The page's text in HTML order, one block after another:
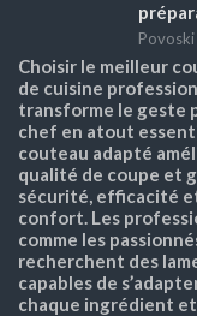
Povoski
Choisir le meilleur
de cuisine
transforme le geste
chef en atout
couteau adapté
qualité de coupe et
sécurité, efficacité
confort. Les
comme les
recherchent des
capables de
chaque ingrédient